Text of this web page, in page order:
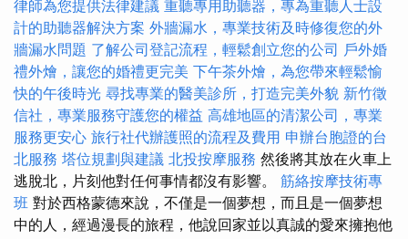
律師為您提供法律建議 重聽專用助聽器，專為重聽人士設
計的助聽器解決方案 外牆漏水，專業技術及時修復您的外
牆漏水問題 了解公司登記流程，輕鬆創立您的公司 戶外婚
禮外燴，讓您的婚禮更完美 下午茶外燴，為您帶來輕鬆愉
快的午後時光 尋找專業的醫美診所，打造完美外貌 新竹徵
信社，專業服務守護您的權益 高雄地區的清潔公司，專業
服務更安心 旅行社代辦護照的流程及費用 申辦台胞證的台
北服務 塔位規劃與建議 北投按摩服務 然後將其放在火車上
逃脫北，片刻他對任何事情都沒有影響。 筋絡按摩技術專
班 對於西格蒙德來說，不僅是一個夢想，而且是一個夢想
中的人，經過漫長的旅程，他說回家並以真誠的愛來擁抱他